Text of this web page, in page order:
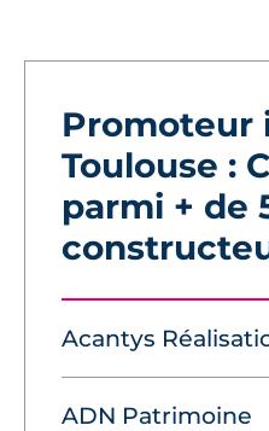
Promoteur
Toulouse :
parmi + de
Acantys
ADN Patrimoine